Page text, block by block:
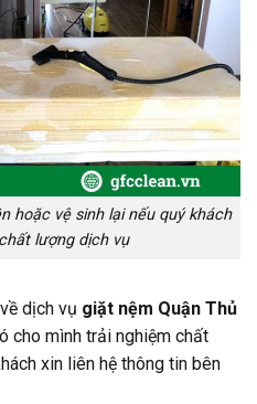
hoặc vệ sinh lại nếu quý khách
lượng dịch vụ
dịch vụ giặt nệm Quận Thủ
cho mình trải nghiệm chất
xin liên hệ thông tin bên